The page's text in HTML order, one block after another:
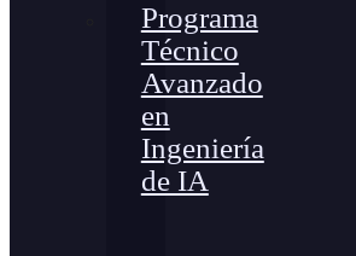
Programa
Técnico
Avanzado
en
Ingeniería
de IA